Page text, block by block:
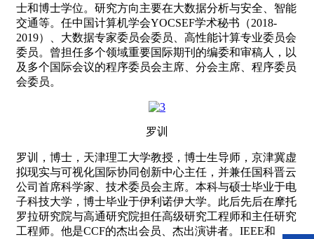
士和博士学位。研究方向主要在大数据分析与安全、智能
交通等。任中国计算机学会YOCSEF学术秘书（2018-
2019）、大数据专家委员会委员、高性能计算专业委员会
委员。曾担任多个领域重要国际期刊的编委和审稿人，以
及多个国际会议的程序委员会主席、分会主席、程序委员
会委员。
罗训
罗训，博士，天津理工大学教授，博士生导师，京津冀虚
拟现实与可视化国际协同创新中心主任，并兼任国科晋云
公司首席科学家、技术委员会主席。本科与硕士毕业于电
子科技大学，博士毕业于伊利诺伊大学。此后先后在摩托
罗拉研究院与高通研究院担任高级研究工程师和主任研究
工程师。他是CCF的杰出会员、杰出演讲者。IEEE和